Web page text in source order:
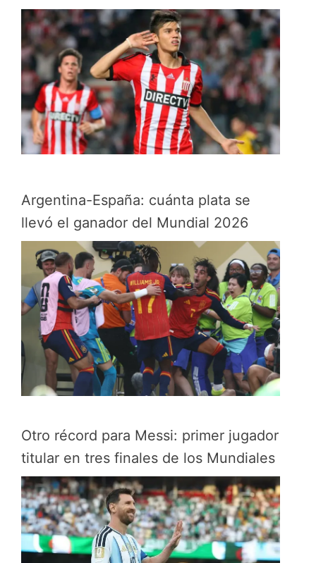
Argentina-España: cuánta plata se
llevó el ganador del Mundial 2026
Otro récord para Messi: primer jugador
titular en tres finales de los Mundiales